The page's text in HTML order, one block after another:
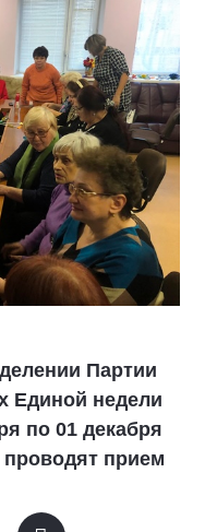
Партии
Единой недели
по 01 декабря
прием